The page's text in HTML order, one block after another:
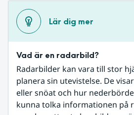
Lär dig mer
Vad är en radarbild?
Radarbilder kan vara till stor
planera sin utevistelse. De
eller snöat och hur
kunna tolka informationen på